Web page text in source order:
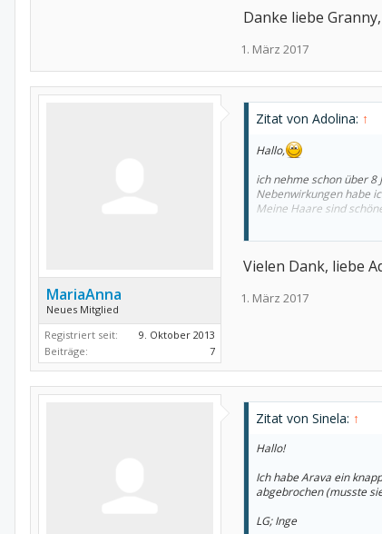
LG Granny
Danke liebe
1. März 2017
MariaAnna
Neues Mitglied
Registriert seit:
9. Oktober 2013
Beiträge:
7
Zitat von Adolina: ↑
Hallo,
ich nehme schon über 8
Nebenwirkungen habe
Meine Haare sind
LG Adolina
Vielen Dank, liebe
1. März 2017
Zitat von Sinela: ↑
Hallo!
Ich habe Arava ein
abgebrochen (musste
LG; Inge